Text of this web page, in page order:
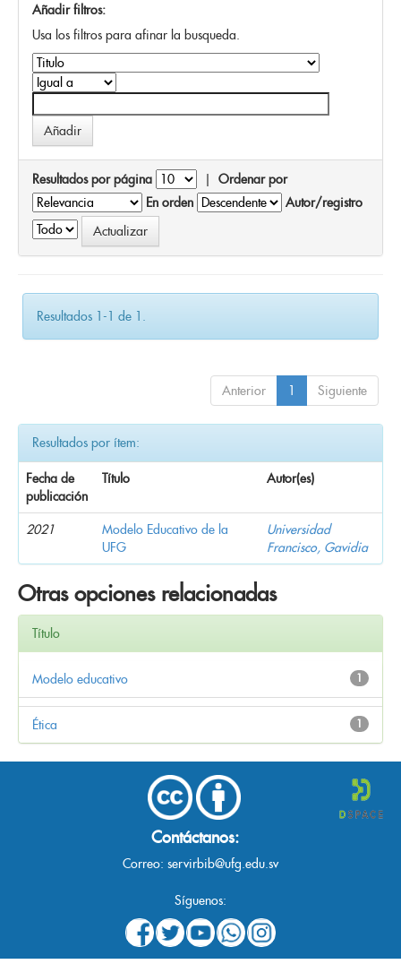
Añadir filtros:
Usa los filtros para afinar la busqueda.
Resultados por página | Ordenar por
En orden
Autor/registro
Resultados 1-1 de 1.
Anterior 1 Siguiente
Resultados por ítem:
Fecha de
publicación
Título Autor(es)
2021
Modelo Educativo de la
UFG
Universidad
Francisco, Gavidia
Otras opciones relacionadas
Título
1
Modelo educativo
1
Ética
Contáctanos:
Correo: servirbib@ufg.edu.sv
Síguenos: